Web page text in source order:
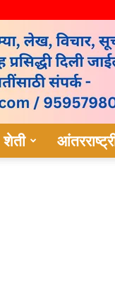
शेती